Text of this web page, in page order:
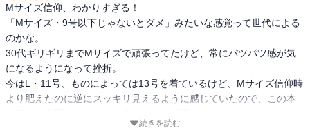
Mサイズ信仰、わかりすぎる！
「Mサイズ・9号以下じゃないとダメ」みたいな感覚って世代による
のかな。
30代ギリギリまでMサイズで頑張ってたけど、常にパツパツ感が気
になるようになって挫折。
今はL・11号、ものによっては13号を着ているけど、Mサイズ信仰時
より肥えたのに逆にスッキリ見えるように感じていたので、この本
続きを読む